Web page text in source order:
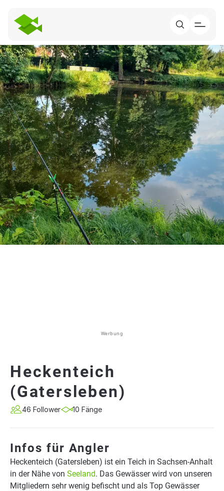
Werbung
Heckenteich
(Gatersleben)
46 Follower 10 Fänge
Infos für Angler
Heckenteich (Gatersleben) ist ein Teich in Sachsen-Anhalt
in der Nähe von Seeland. Das Gewässer wird von unseren
Mitgliedern sehr wenig befischt und als Top Gewässer